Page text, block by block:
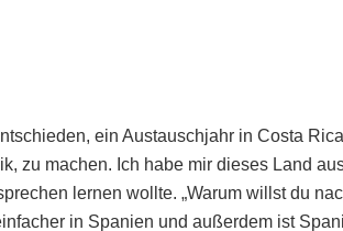
ein Austauschjahr in Costa
zu machen. Ich habe mir dieses Land
lernen wollte. „Warum willst du
in Spanien und außerdem ist